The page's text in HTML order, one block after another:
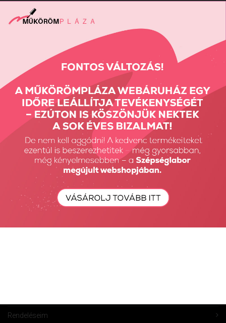
Vissza: ELŐKÉSZÍTŐ ÉS SEGÉD-FOLYADÉKOK
Előző termék Következő termék
Részletes Kereső
Keresés...
Keresés
Rendeléseim